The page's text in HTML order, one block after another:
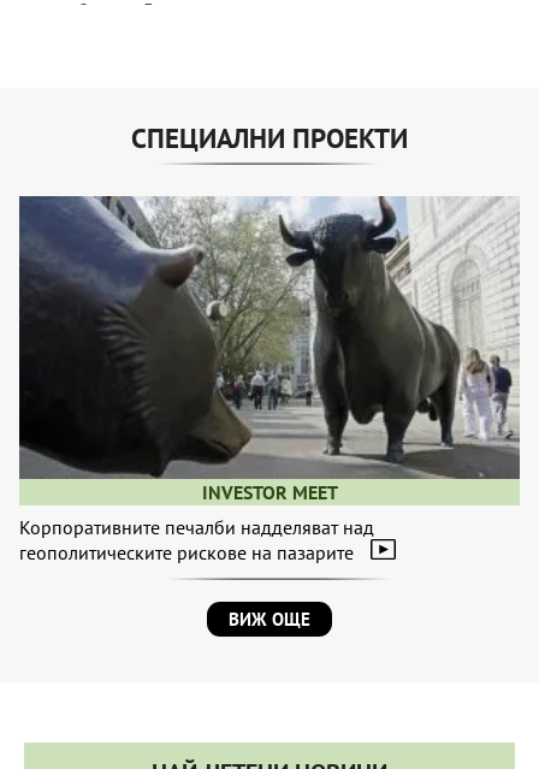
СПЕЦИАЛНИ ПРОЕКТИ
INVESTOR MEET
Корпоративните печалби надделяват над
геополитическите рискове на пазарите
ВИЖ ОЩЕ